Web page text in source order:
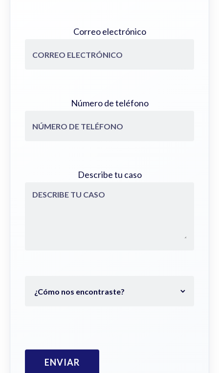
Correo electrónico
Número de teléfono
Describe tu caso